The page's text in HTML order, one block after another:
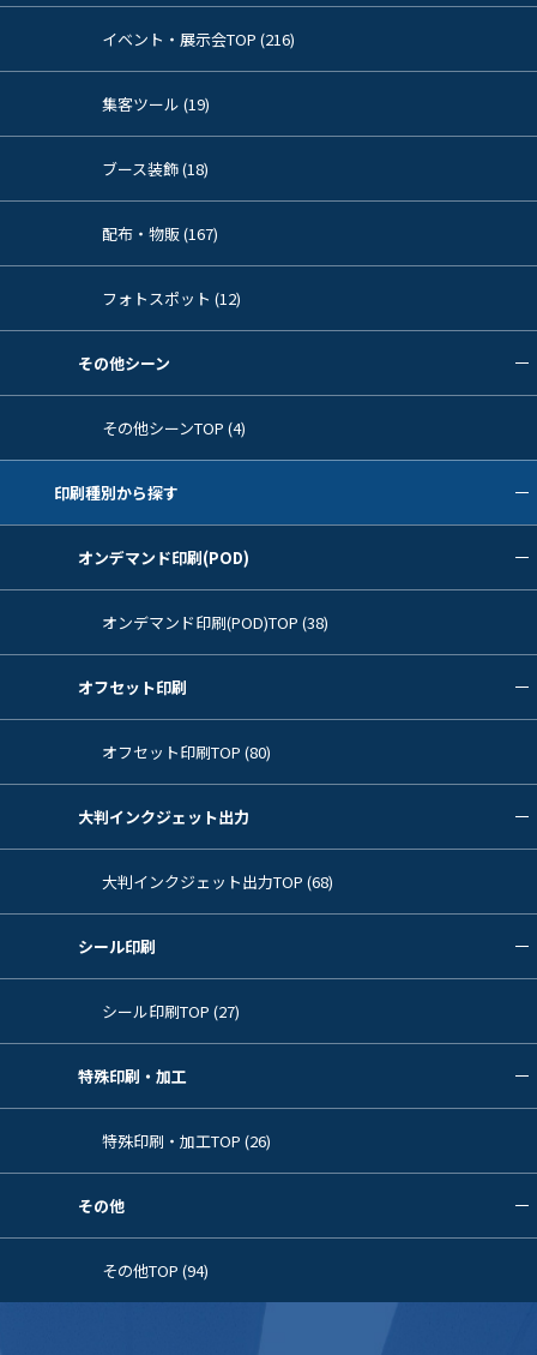
イベント・展示会TOP (216)
集客ツール (19)
ブース装飾 (18)
配布・物販 (167)
フォトスポット (12)
その他シーン
その他シーンTOP (4)
印刷種別から探す
オンデマンド印刷(POD)
オンデマンド印刷(POD)TOP (38)
オフセット印刷
オフセット印刷TOP (80)
大判インクジェット出力
大判インクジェット出力TOP (68)
シール印刷
シール印刷TOP (27)
特殊印刷・加工
特殊印刷・加工TOP (26)
その他
その他TOP (94)